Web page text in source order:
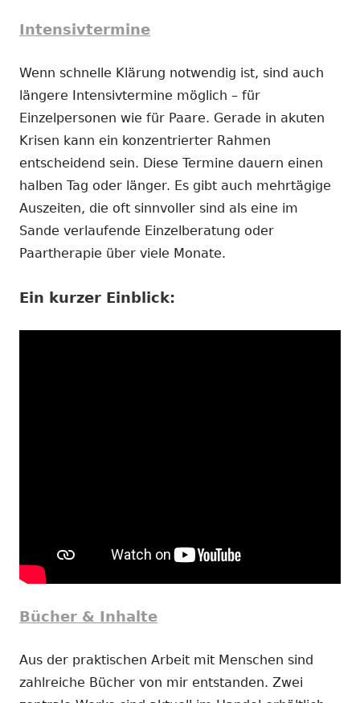
Intensivtermine
Wenn schnelle Klärung notwendig ist, sind auch
längere Intensivtermine möglich – für
Einzelpersonen wie für Paare. Gerade in akuten
Krisen kann ein konzentrierter Rahmen
entscheidend sein. Diese Termine dauern einen
halben Tag oder länger. Es gibt auch mehrtägige
Auszeiten, die oft sinnvoller sind als eine im
Sande verlaufende Einzelberatung oder
Paartherapie über viele Monate.
Ein kurzer Einblick:
Bücher & Inhalte
Aus der praktischen Arbeit mit Menschen sind
zahlreiche Bücher von mir entstanden. Zwei